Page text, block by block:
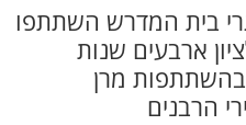
בית המדרש השתתפו
ארבעים שנות
מרן